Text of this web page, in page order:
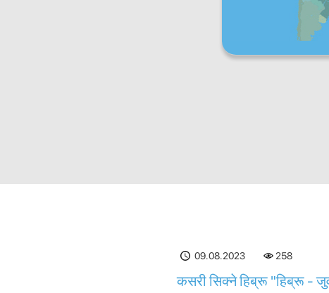
09.08.2023 258
कसरी सिक्ने हिब्रू "हिब्रू -